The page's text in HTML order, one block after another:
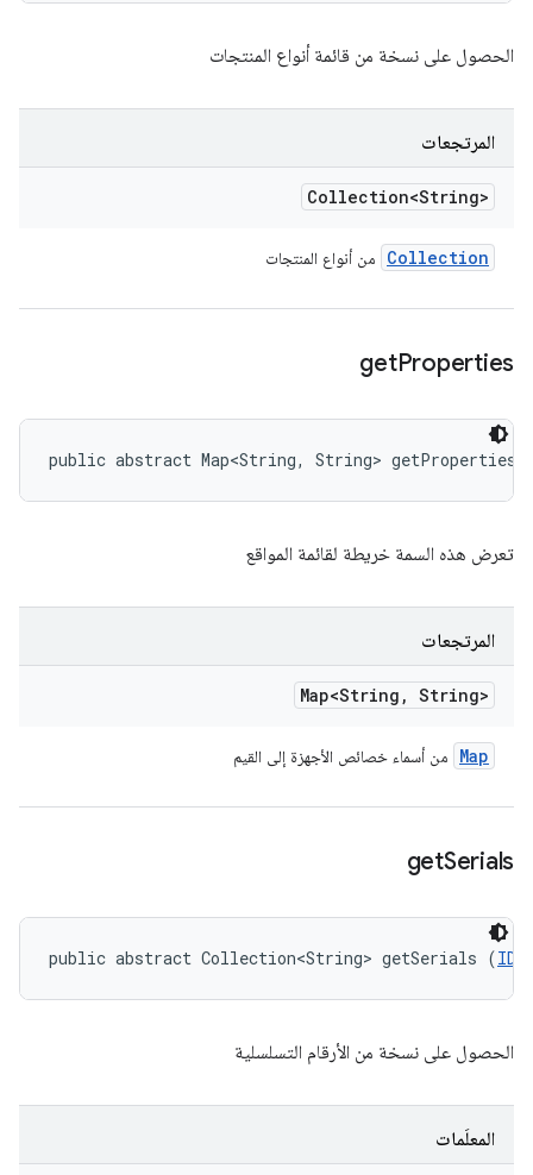
الحصول على نسخة من قائمة أنواع المنتجات
المرتجعات
Collection<String>
Collection من أنواع المنتجات
getProperties
public abstract Map<String, String> getProperties
تعرض هذه السمة خريطة لقائمة المواقع
المرتجعات
Map<String , String>
Map من أسماء خصائص الأجهزة إلى القيم
getSerials
public abstract Collection<String> getSerials (
الحصول على نسخة من الأرقام التسلسلية
المعلَمات